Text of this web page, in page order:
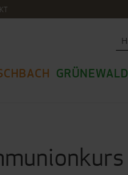
GRÜNEWALD